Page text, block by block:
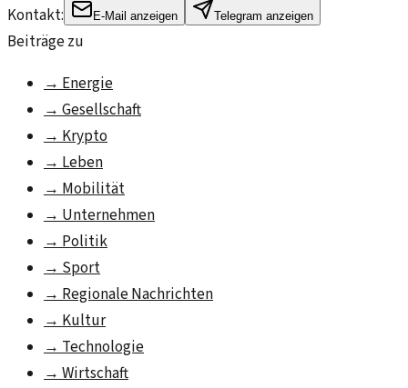
Kontakt: E-Mail anzeigen Telegram anzeigen
Beiträge zu
→ Energie
→ Gesellschaft
→ Krypto
→ Leben
→ Mobilität
→ Unternehmen
→ Politik
→ Sport
→ Regionale Nachrichten
→ Kultur
→ Technologie
→ Wirtschaft